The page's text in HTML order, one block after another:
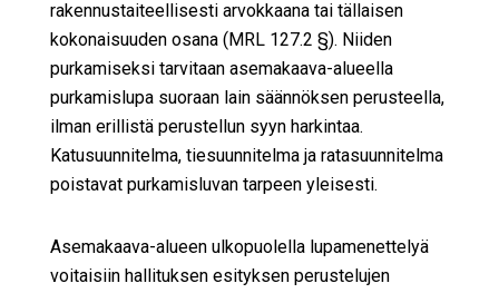
rakennustaiteellisesti arvokkaana tai tällaisen
kokonaisuuden osana (MRL 127.2 §). Niiden
purkamiseksi tarvitaan asemakaava-alueella
purkamislupa suoraan lain säännöksen perusteella,
ilman erillistä perustellun syyn harkintaa.
Katusuunnitelma, tiesuunnitelma ja ratasuunnitelma
poistavat purkamisluvan tarpeen yleisesti.
Asemakaava-alueen ulkopuolella lupamenettelyä
voitaisiin hallituksen esityksen perustelujen